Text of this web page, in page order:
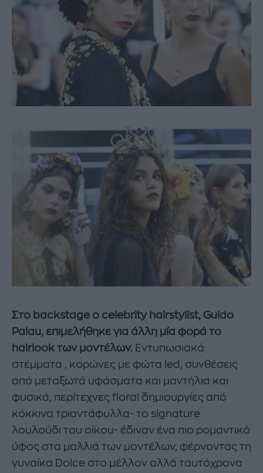
Στο backstage ο celebrity hairstylist, Guido
Palau, επιμελήθηκε για άλλη μία φορά το
hairlook των μοντέλων. Εντυπωσιακά
στέμματα , κορώνες με φώτα led, συνθέσεις
από μεταξωτά υφάσματα και μαντήλια και
φυσικά, περίτεχνες floral δημιουργίες από
κόκκινα τριαντάφυλλα- το signature
λουλούδι του οίκου- έδιναν ένα πιο ρομαντικό
ύφος στα μαλλιά των μοντέλων, φέρνοντας τη
γυναίκα Dolce στο μέλλον αλλά ταυτόχρονα